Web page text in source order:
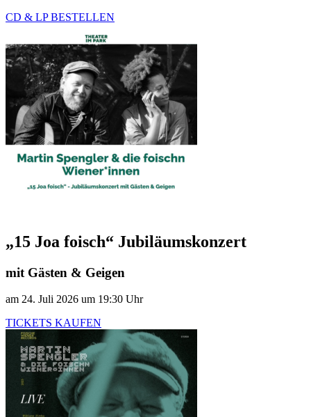
CD & LP BESTELLEN
„15 Joa foisch“ Jubiläumskonzert
mit Gästen & Geigen
am 24. Juli 2026 um 19:30 Uhr
TICKETS KAUFEN